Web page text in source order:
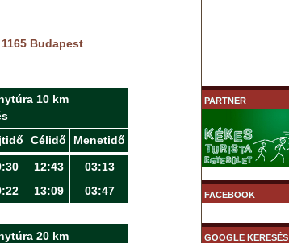
Budapest
10 km
Célidő Menetidő
12:43
03:13
13:09 03:47
20 km
PARTNER
FACEBOOK
GOOGLE KERESÉS